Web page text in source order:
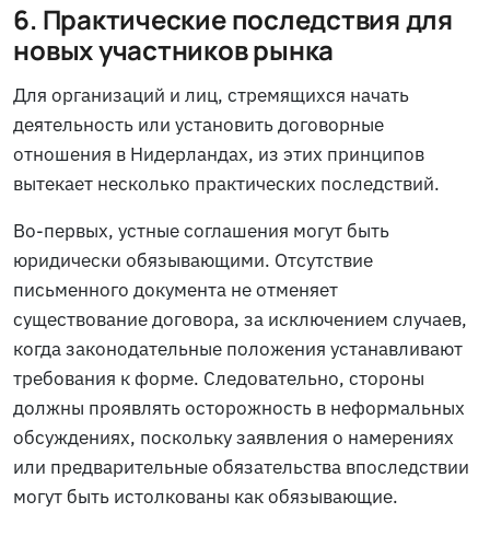
6. Практические последствия для
новых участников рынка
Для организаций и лиц, стремящихся начать
деятельность или установить договорные
отношения в Нидерландах, из этих принципов
вытекает несколько практических последствий.
Во-первых, устные соглашения могут быть
юридически обязывающими. Отсутствие
письменного документа не отменяет
существование договора, за исключением случаев,
когда законодательные положения устанавливают
требования к форме. Следовательно, стороны
должны проявлять осторожность в неформальных
обсуждениях, поскольку заявления о намерениях
или предварительные обязательства впоследствии
могут быть истолкованы как обязывающие.